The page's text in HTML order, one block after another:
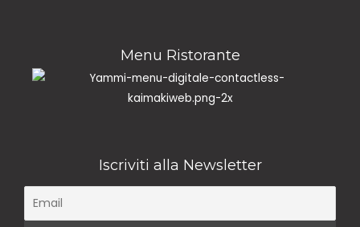
Menu Ristorante
Iscriviti alla Newsletter